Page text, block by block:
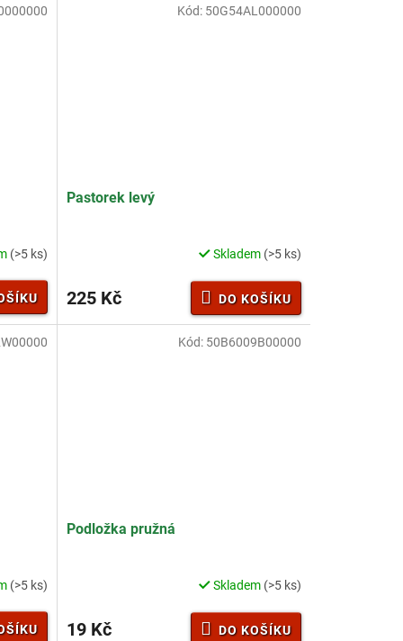
(>5 ks)
Pastorek levý
Skladem (>5 ks)
225 Kč DO KOŠÍKU
Kód: 50G54AL000000
(>5 ks)
Podložka pružná
Skladem (>5 ks)
19 Kč DO KOŠÍKU
Kód: 50B6009B00000